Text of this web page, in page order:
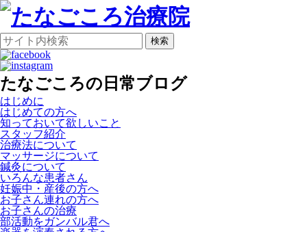
検索
たなごころの日常ブログ
はじめに
はじめての方へ
知っておいて欲しいこと
スタッフ紹介
治療法について
マッサージについて
鍼灸について
いろんな患者さん
妊娠中・産後の方へ
お子さん連れの方へ
お子さんの治療
部活動をガンバル君へ